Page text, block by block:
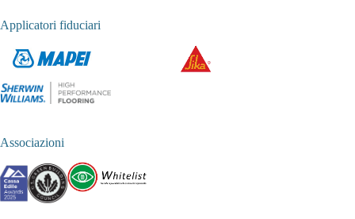
Applicatori fiduciari
Associazioni